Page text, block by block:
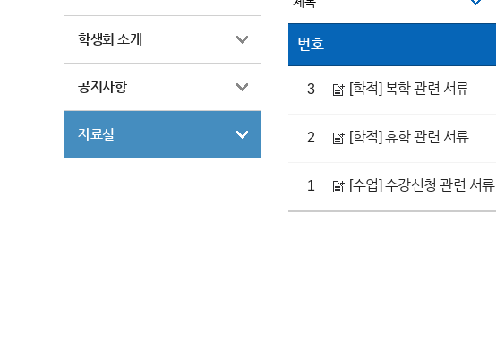
학생회 소개
공지사항
자료실
번호
3 [학적] 복학 관련 서류
2 [학적] 휴학 관련 서류
1 [수업] 수강신청 관련 서류